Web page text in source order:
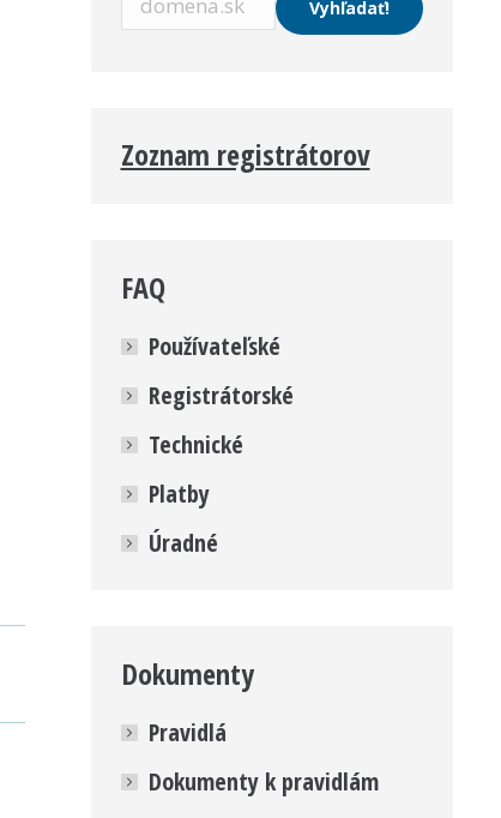
Zoznam registrátorov
FAQ
Používateľské
Registrátorské
Technické
Platby
Úradné
Dokumenty
Pravidlá
Dokumenty k pravidlám